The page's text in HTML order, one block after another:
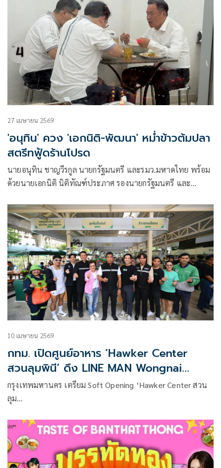
หลายพื้นที่กลับมาคึกคักอีกครั้ง โดยเฉพาะ “บรรทัดทอง”
27 เมษายน 2569
'อนุทิน' ควง 'เอกนิติ-พัฒนา' หม่ำข้าวต้มปลา
สตรีทฟู้ดร้านโปรด
นายอนุทิน ชาญวีรกูล นายกรัฐมนตรี และรมว.มหาดไทย พร้อม
ด้วยนายเอกนิติ นิติทัณฑ์ประภาศ รองนายกรัฐมนตรี และ
ประทานข้าวต้มปลากิมโป้
10 เมษายน 2569
กทม. เปิดศูนย์อาหาร ‘Hawker Center
สวนลุมพินี’ ดึง LINE MAN Wongnai
สนับสนุนเทคโนโลยีผู้ค้า ดันสตรีทฟู้ดไทย
กรุงเทพมหานคร เตรียม Soft Opening ‘Hawker Center สวน
ลุม…